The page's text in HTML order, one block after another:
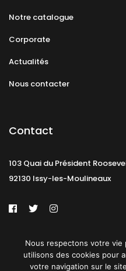
Notre catalogue
Corporate
Actualités
Nous contacter
Contact
103 Quai du Président
92130 Issy-les-Moulineaux
Mentions légales CGU
Nous respectons votre
utilisons des cookies pour
votre navigation sur le